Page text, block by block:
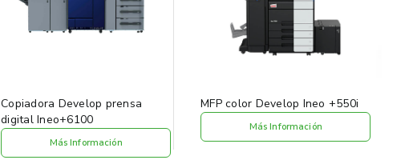
Copiadora Develop prensa
digital Ineo+6100
Más Información
MFP color Develop Ineo +550i
Más Información